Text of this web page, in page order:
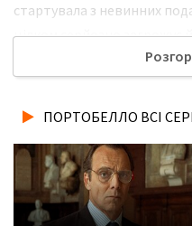
стартувала з невинних
цілком серйозно
терміном. Історія, гідна
дивились нову 4 серію
ПОРТОБЕЛЛО ВСІ